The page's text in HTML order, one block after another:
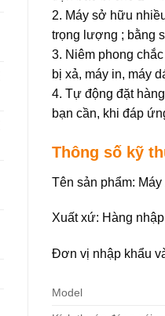
2. Máy sở hữu
trọng lượng ; bằng
3. Niêm phong
bị xả, máy in, máy
4. Tự động đặt
bạn cần, khi đáp
Thông số kỹ
Tên sản phẩm:
Xuất xứ: Hàng
Đơn vị nhập khẩu
Model